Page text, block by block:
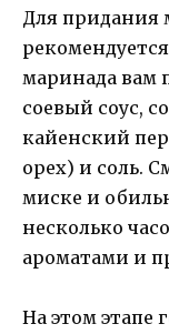
Для придания
маринада вам
соевый соус,
кайенский
орех) и соль.
миске и
несколько
ароматами и
На этом этапе